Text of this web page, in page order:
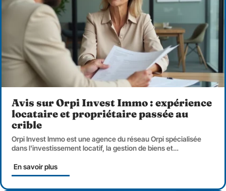
Avis sur Orpi Invest Immo : expérience
locataire et propriétaire passée au
crible
Orpi Invest Immo est une agence du réseau Orpi spécialisée
dans l'investissement locatif, la gestion de biens et…
En savoir plus